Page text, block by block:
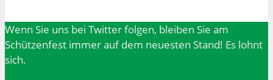
Wenn Sie uns bei Twitter folgen, bleiben Sie am
Schützenfest immer auf dem neuesten Stand! Es lohnt
sich.